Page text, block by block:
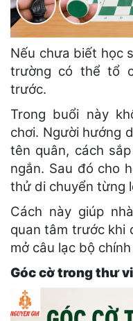
Nếu chưa biết học
trường có thể tổ
trước.
Trong buổi này
chơi. Người hướng
tên quân, cách
ngắn. Sau đó cho
thử di chuyển từng
Cách này giúp
quan tâm trước khi
mở câu lạc bộ
Góc cờ trong thư